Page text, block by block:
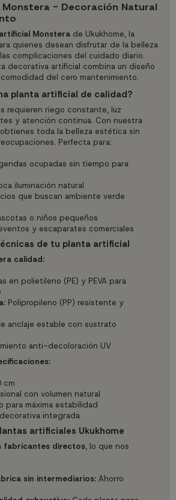
- Decoración Natural
Monstera de Ukukhome, la
quienes desean disfrutar de la belleza
complicaciones del cuidado diario.
decorativa artificial combina un diseño
del cero mantenimiento.
planta artificial de calidad?
requieren riego constante, luz
y atención continua. Con nuestra
toda la belleza estética sin
Perfecta para:
ocupadas sin tiempo para
iluminación natural
que buscan ambiente verde
o niños pequeños
y escaparates comerciales
de tu planta artificial
calidad:
en polietileno (PE) y PEVA para
Polipropileno (PP) resistente y
anclaje estable con sustrato
anti-decoloración UV
cm
con volumen natural
para máxima estabilidad
integrada
artificiales Ukukhome
fabricantes directos, lo que nos
sin intermediarios: Ahorro